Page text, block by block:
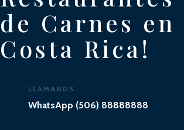
de Carnes en
Costa Rica!
LLÁMANOS
WhatsApp (506) 88888888